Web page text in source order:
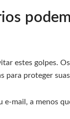
estes golpes.
para proteger
mail, a menos